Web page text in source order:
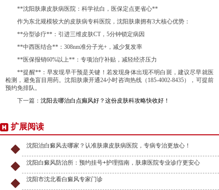
**沈阳肤康皮肤病医院：科学祛白，医保定点更省心**
作为东北规模较大的皮肤病专科医院，沈阳肤康拥有3大核心优势：
**分型诊疗**：引进三维皮肤CT，5分钟锁定病因
**中西医结合**：308nm准分子光+，减少复发率
**医保报销60%以上**：专项治疗补贴，减轻经济压力
**提醒**：早发现早干预是关键！若发现身体出现不明白斑，建议尽早就医
检测，避免盲目用药。沈阳肤康开通24小时咨询热线（185-4002-8435），可提前
预约免排队。
下一篇：沈阳去哪治白点癫风好？这份皮肤科攻略快收好！
扩展阅读
沈阳治白癜风去哪家？认准肤康皮肤病医院，专病专治更放心！
沈阳白癜风防治所：预约挂号+护理指南，肤康医院专业诊疗更安心
沈阳市沈北看白癜风专家门诊